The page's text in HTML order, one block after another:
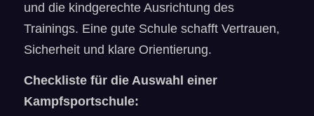
und die kindgerechte Ausrichtung des
Trainings. Eine gute Schule schafft Vertrauen,
Sicherheit und klare Orientierung.
Checkliste für die Auswahl einer
Kampfsportschule: